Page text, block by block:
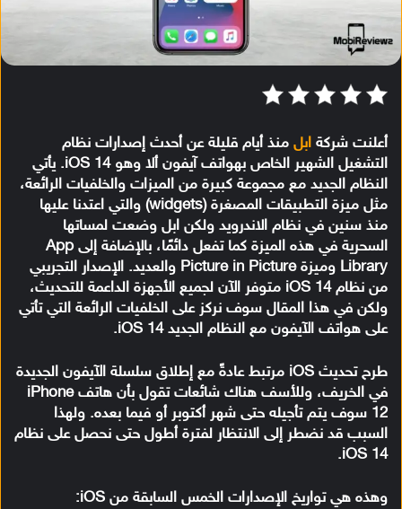
أعلنت شركة ابل منذ أيام قليلة عن أحدث إصدارات نظام
التشغيل الشهير الخاص بهواتف آيفون ألا وهو iOS 14. يأتي
النظام الجديد مع مجموعة كبيرة من الميزات والخلفيات الرائعة،
مثل ميزة التطبيقات المصغرة (widgets) والتي اعتدنا عليها
منذ سنين في نظام الاندرويد ولكن ابل وضعت لمساتها
السحرية في هذه الميزة كما تفعل دائمًا، بالإضافة إلى App
Library وميزة Picture in Picture والعديد. الإصدار التجريبي
من نظام iOS 14 متوفر الآن لجميع الأجهزة الداعمة للتحديث،
ولكن في هذا المقال سوف نركز على الخلفيات الرائعة التي تأتي
على هواتف الآيفون مع النظام الجديد iOS 14.
طرح تحديث iOS مرتبط عادةً مع إطلاق سلسلة الآيفون الجديدة
في الخريف، وللأسف هناك شائعات تقول بأن هاتف iPhone
12 سوف يتم تأجيله حتى شهر أكتوبر أو فيما بعده. ولهذا
السبب قد نضطر إلى الانتظار لفترة أطول حتى نحصل على نظام
iOS 14.
وهذه هي تواريخ الإصدارات الخمس السابقة من iOS: